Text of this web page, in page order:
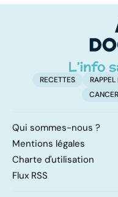
RECETTES RAPPEL
CANCER
Qui sommes-nous ?
Mentions légales
Charte d'utilisation
Flux RSS